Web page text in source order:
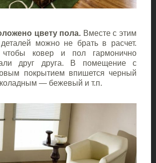
цвету пола. Вместе с этим
можно не брать в расчет.
чтобы ковер и пол гармонично
друг друга. В помещение с
покрытием впишется черный
— бежевый и т.п.